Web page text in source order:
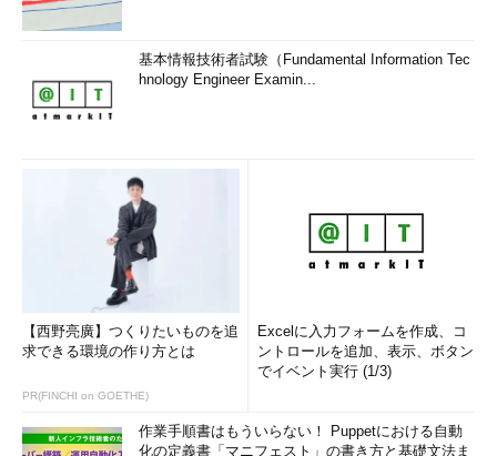
基本情報技術者試験（Fundamental Information Tec
hnology Engineer Examin...
【西野亮廣】つくりたいものを追
求できる環境の作り方とは
PR(FINCHI on GOETHE)
Excelに入力フォームを作成、コ
ントロールを追加、表示、ボタン
でイベント実行 (1/3)
作業手順書はもういらない！ Puppetにおける自動
化の定義書「マニフェスト」の書き方と基礎文法ま